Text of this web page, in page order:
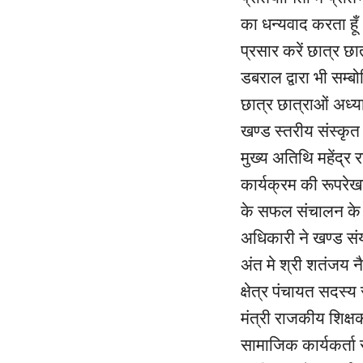
का धन्यवाद करता
प्रसार करें छात्र
डबराल द्वारा भी
छात्र छात्राओं
खण्ड स्तरीय संस्कृत
मुख्य अतिथि महेंद्र
कार्यक्रम की
के सफल संचालन के
अधिकारी ने खण्ड
अंत मे श्री शतंजय
क्षेत्र पंचायत
मंत्री राजकीय
सामाजिक